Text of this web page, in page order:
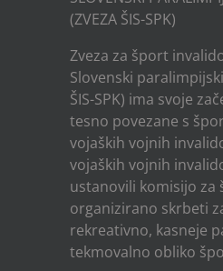
(ZVEZA ŠIS-SPK)
Zveza za šport
Slovenski
ŠIS-SPK) ima svoje
tesno povezane s
vojaških vojnih
vojaških vojnih
ustanovili komisijo za
organizirano skrbeti
rekreativno, kasneje
tekmovalno obliko